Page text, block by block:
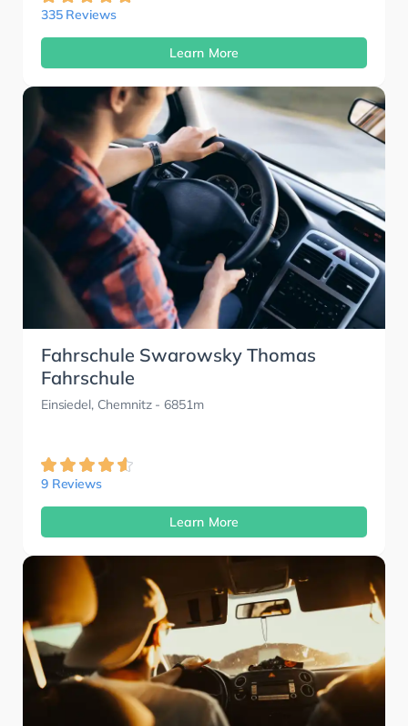
335 Reviews
Learn More
Fahrschule Swarowsky Thomas
Fahrschule
Einsiedel, Chemnitz- 6851m
9 Reviews
Learn More